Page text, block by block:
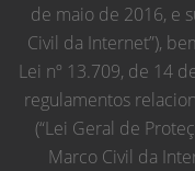
de maio de 2016, e
Civil da Internet”),
Lei nº 13.709, de 14
regulamentos
(“Lei Geral de
Marco Civil da